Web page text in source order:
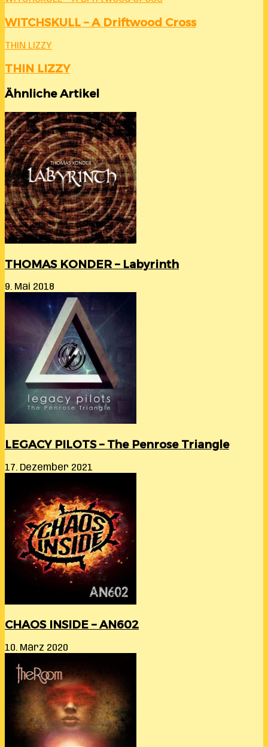
WITCHSKULL – A Driftwood Cross
THIN LIZZY
THIN LIZZY
Ähnliche Artikel
THOMAS KONDER – Labyrinth
9. Mai 2018
LEGACY PILOTS – The Penrose Triangle
17. Dezember 2021
CHAOS INSIDE – AN602
10. März 2020